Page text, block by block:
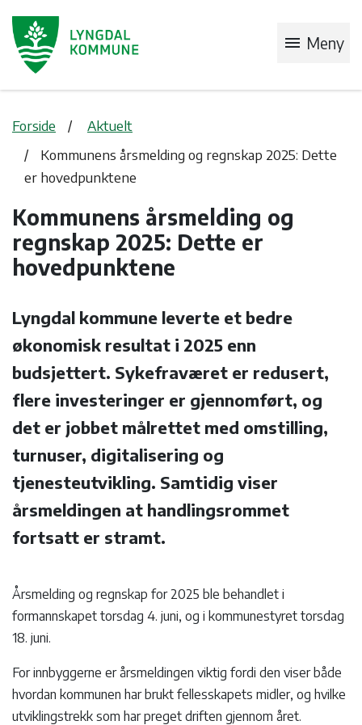
menu Meny
Forside
Aktuelt
Kommunens årsmelding og regnskap 2025: Dette
er hovedpunktene
Kommunens årsmelding og
regnskap 2025: Dette er
hovedpunktene
Lyngdal kommune leverte et bedre
økonomisk resultat i 2025 enn
budsjettert. Sykefraværet er redusert,
flere investeringer er gjennomført, og
det er jobbet målrettet med omstilling,
turnuser, digitalisering og
tjenesteutvikling. Samtidig viser
årsmeldingen at handlingsrommet
fortsatt er stramt.
Årsmelding og regnskap for 2025 ble behandlet i
formannskapet torsdag 4. juni, og i kommunestyret torsdag
18. juni.
For innbyggerne er årsmeldingen viktig fordi den viser både
hvordan kommunen har brukt fellesskapets midler, og hvilke
utviklingstrekk som har preget driften gjennom året.